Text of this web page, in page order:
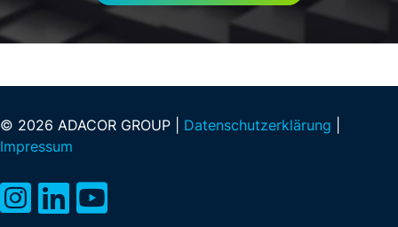
© 2026 ADACOR GROUP | Datenschutzerklärung
Impressum